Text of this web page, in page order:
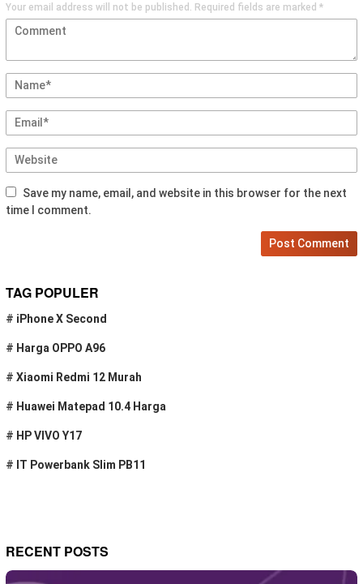
Your email address will not be published. Required fields are marked *
Save my name, email, and website in this browser for the next
time I comment.
TAG POPULER
# iPhone X Second
# Harga OPPO A96
# Xiaomi Redmi 12 Murah
# Huawei Matepad 10.4 Harga
# HP VIVO Y17
# IT Powerbank Slim PB11
RECENT POSTS